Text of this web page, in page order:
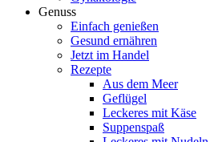
Genuss
Einfach genießen
Gesund ernähren
Jetzt im Handel
Rezepte
Aus dem Meer
Geflügel
Leckeres mit Käse
Suppenspaß